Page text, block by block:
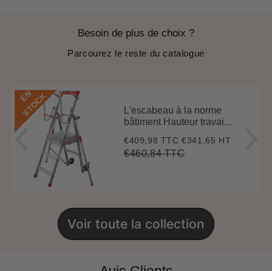
Besoin de plus de choix ?
Parcourez le reste du catalogue
E
N
S
T
O
C
K
L'escabeau à la norme
bâtiment Hauteur travai...
Prix
réduit
€409,98 TTC€409,98
€341,65 HT
Prix
€460,84 TTC€460,84
Voir toute la collection